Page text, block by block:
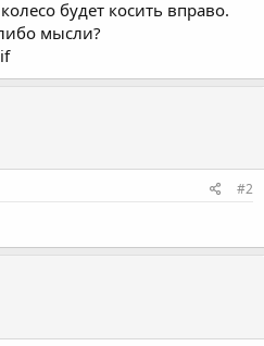
будет косить вправо.
мысли?
#2